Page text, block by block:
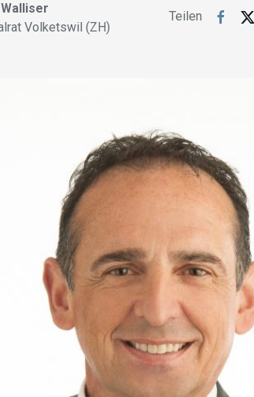
Volketswil (ZH)
Teilen